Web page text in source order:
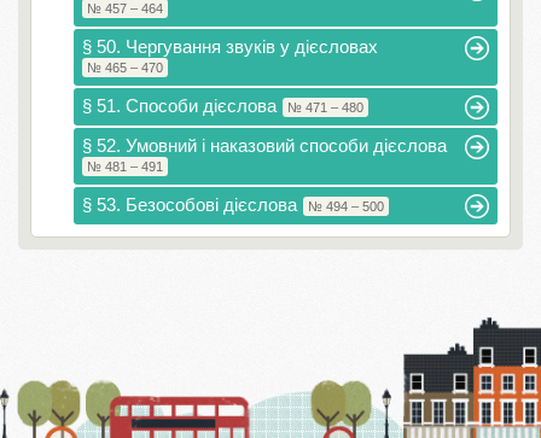
№ 457 – 464
§ 50. Чергування звуків у дієсловах
№ 465 – 470
§ 51. Способи дієслова № 471 – 480
§ 52. Умовний і наказовий способи дієслова
№ 481 – 491
§ 53. Безособові дієслова № 494 – 500